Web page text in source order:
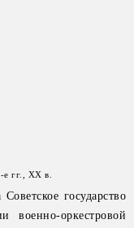
гг., XX в.
государство
военно-оркестровой